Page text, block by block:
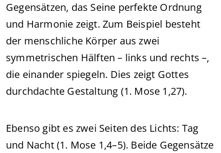
Gegensätzen, das Seine perfekte Ordnung
und Harmonie zeigt. Zum Beispiel besteht
der menschliche Körper aus zwei
symmetrischen Hälften – links und rechts –,
die einander spiegeln. Dies zeigt Gottes
durchdachte Gestaltung (1. Mose 1,27).
Ebenso gibt es zwei Seiten des Lichts: Tag
und Nacht (1. Mose 1,4–5). Beide Gegensätze